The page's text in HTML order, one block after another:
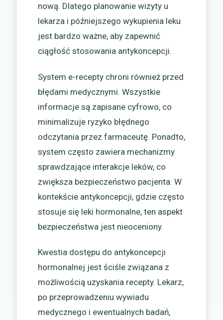
nową. Dlatego planowanie wizyty u
lekarza i późniejszego wykupienia leku
jest bardzo ważne, aby zapewnić
ciągłość stosowania antykoncepcji.
System e-recepty chroni również przed
błędami medycznymi. Wszystkie
informacje są zapisane cyfrowo, co
minimalizuje ryzyko błędnego
odczytania przez farmaceutę. Ponadto,
system często zawiera mechanizmy
sprawdzające interakcje leków, co
zwiększa bezpieczeństwo pacjenta. W
kontekście antykoncepcji, gdzie często
stosuje się leki hormonalne, ten aspekt
bezpieczeństwa jest nieoceniony.
Kwestia dostępu do antykoncepcji
hormonalnej jest ściśle związana z
możliwością uzyskania recepty. Lekarz,
po przeprowadzeniu wywiadu
medycznego i ewentualnych badań,